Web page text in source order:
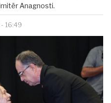
Anagnosti.
16:49